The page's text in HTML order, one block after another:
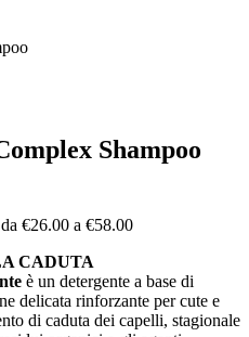
Shampoo
€26.00 a €58.00
CADUTA
è un detergente a base di
delicata rinforzante per cute e
di caduta dei capelli, stagionale